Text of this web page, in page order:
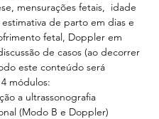
mensurações fetais,  idade
de parto em dias e
fetal, Doppler em
de casos (ao decorrer
este conteúdo será
módulos:
a ultrassonografia
(Modo B e Doppler)